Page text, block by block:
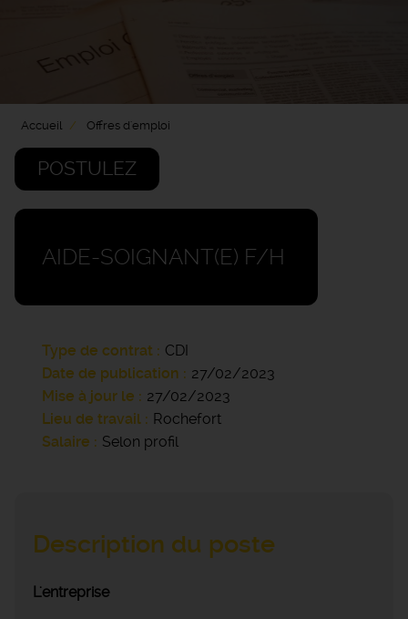
Accueil Offres d'emploi
POSTULEZ
AIDE-SOIGNANT(E) F/H
Type de contrat
CDI
Date de publication
27/02/2023
Mise à jour le
27/02/2023
Lieu de travail
Rochefort
Salaire
Selon profil
Description du poste
L'entreprise